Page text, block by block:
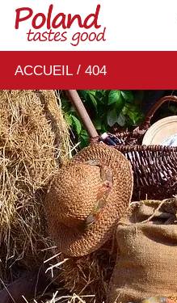
ACCUEIL/ 404